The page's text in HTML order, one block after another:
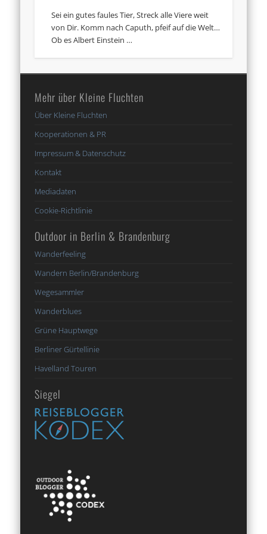
Sei ein gutes faules Tier, Streck alle Viere weit
von Dir. Komm nach Caputh, pfeif auf die Welt…
Ob es Albert Einstein …
Mehr über Kleine Fluchten
Über Kleine Fluchten
Kooperationen & PR
Impressum & Datenschutz
Kontakt
Mediadaten
Cookie-Richtlinie
Outdoor in Berlin & Brandenburg
Wanderfeeling
Wandern Berlin/Brandenburg
Wegesammler
Wanderblues
Grüne Hauptwege
Berliner Gürtellinie
Havelland Touren
Siegel